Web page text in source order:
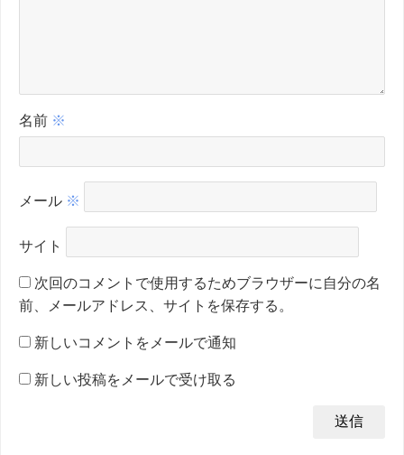
名前 ※
メール ※
サイト
次回のコメントで使用するためブラウザーに自分の名
前、メールアドレス、サイトを保存する。
新しいコメントをメールで通知
新しい投稿をメールで受け取る